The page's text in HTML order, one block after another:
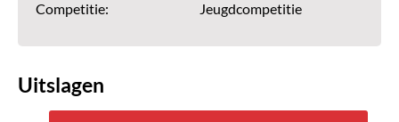
Competitie:
Jeugdcompetitie
Uitslagen